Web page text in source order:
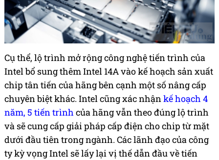
Cụ thể, lộ trình mở rộng công nghệ tiến trình của
Intel bổ sung thêm Intel 14A vào kế hoạch sản xuất
chip tân tiến của hãng bên cạnh một số nâng cấp
chuyên biệt khác. Intel cũng xác nhậnkế hoạch 4
năm, 5 tiến trình của hãng vẫn theo đúng lộ trình
và sẽ cung cấp giải pháp cấp điện cho chip từ mặt
dưới đầu tiên trong ngành. Các lãnh đạo của công
ty kỳ vọng Intel sẽ lấy lại vị thế dẫn đầu về tiến